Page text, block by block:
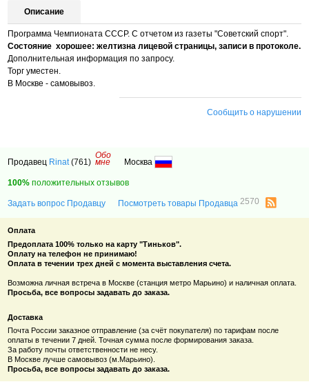
Описание
Программа Чемпионата СССР. С отчетом из газеты "Советский спорт".
Состояние хорошее: желтизна лицевой страницы, записи в протоколе.
Дополнительная информация по запросу.
Торг уместен.
В Москве - самовывоз.
Сообщить о нарушении
Продавец Rinat (761)
Обо
мне Москва
100% положительных отзывов
Задать вопрос Продавцу Посмотреть товары Продавца2570
Оплата
Предоплата 100% только на карту "Тиньков".
Оплату на телефон не принимаю!
Оплата в течении трех дней с момента выставления счета.
Возможна личная встреча в Москве (станция метро Марьино) и наличная оплата.
Просьба, все вопросы задавать до заказа.
Доставка
Почта России заказное отправление (за счёт покупателя) по тарифам после
оплаты в течении 7 дней. Точная сумма после формирования заказа.
За работу почты ответственности не несу.
В Москве лучше самовывоз (м.Марьино).
Просьба, все вопросы задавать до заказа.